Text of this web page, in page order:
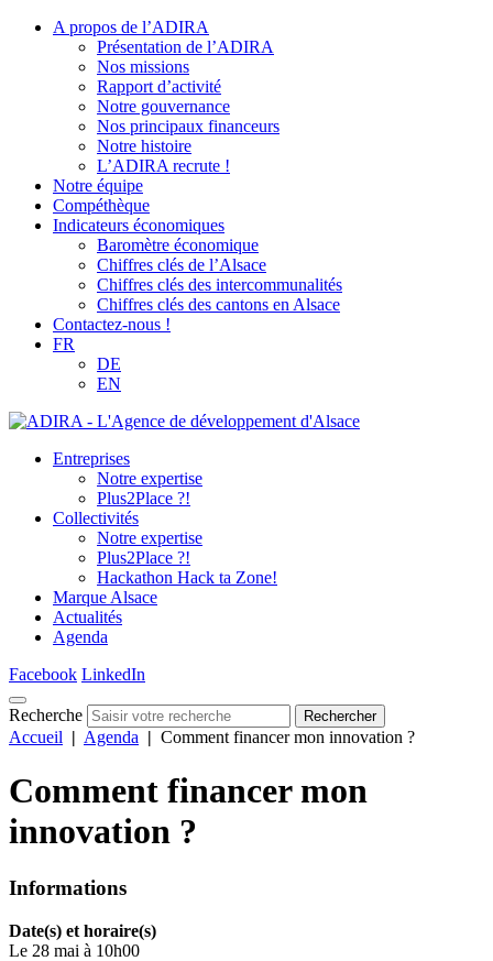
A propos de l’ADIRA
Présentation de l’ADIRA
Nos missions
Rapport d’activité
Notre gouvernance
Nos principaux financeurs
Notre histoire
L’ADIRA recrute !
Notre équipe
Compéthèque
Indicateurs économiques
Baromètre économique
Chiffres clés de l’Alsace
Chiffres clés des intercommunalités
Chiffres clés des cantons en Alsace
Contactez-nous !
FR
DE
EN
Entreprises
Notre expertise
Plus2Place ?!
Collectivités
Notre expertise
Plus2Place ?!
Hackathon Hack ta Zone!
Marque Alsace
Actualités
Agenda
Facebook LinkedIn
Recherche Rechercher
Accueil | Agenda | Comment financer mon innovation ?
Comment financer mon
innovation ?
Informations
Date(s) et horaire(s)
Le 28 mai à 10h00